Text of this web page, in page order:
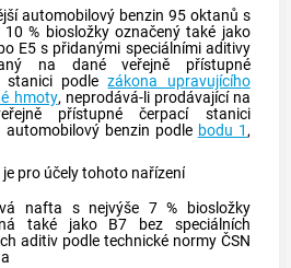
automobilový benzin 95 oktanů s
10 % biosložky označený také jako
E5 s přidanými speciálními aditivy
na dané veřejně přístupné
stanici podlezákona upravujícího
hmoty, neprodává-li prodávající na
přístupné čerpací stanici
automobilový benzin podle bodu 1,
pro účely tohoto nařízení
nafta s nejvýše 7 % biosložky
také jako B7 bez speciálních
aditiv podle technické normy ČSN